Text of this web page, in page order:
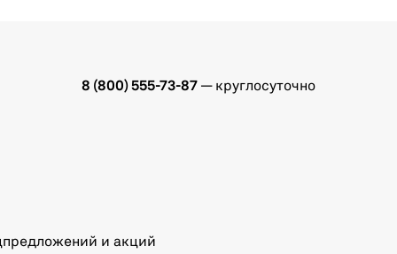
8 (800) 555-73-87 — круглосуточно
и акций